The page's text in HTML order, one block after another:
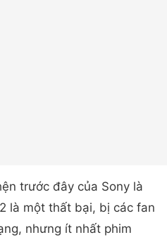
trước đây của Sony là
là một thất bại, bị các fan
nhưng ít nhất phim